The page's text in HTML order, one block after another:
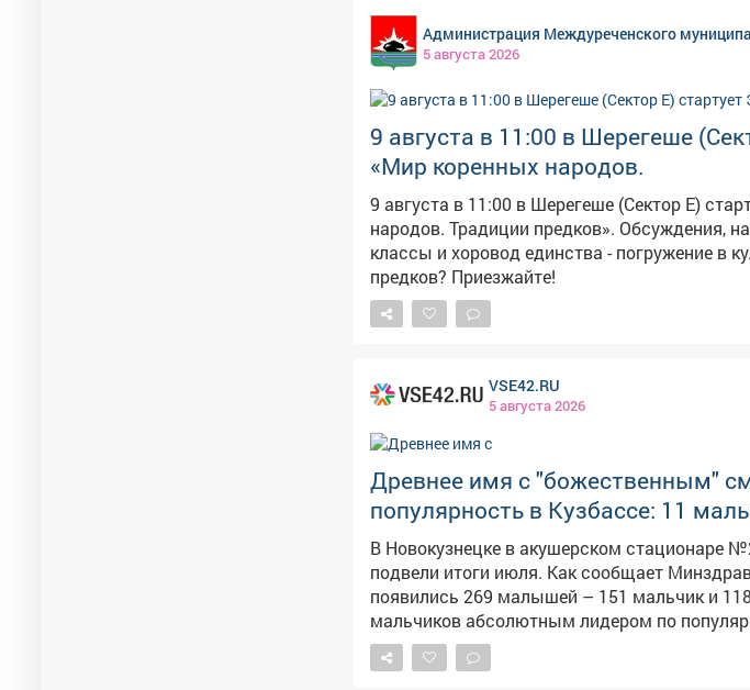
посёлке Теба в Междуреченском округе. Ранее сообщалось, что школы Кузбасса
готовятся к новым
Администрация Междуреченского
5 августа 2026
9 августа в 11:00 в Шерегеше
«Мир коренных народов.
9 августа в 11:00 в Шерегеше (Сектор Е)
народов. Традиции предков». Обсуждения, национальная кухня, игры, мастер-
классы и хоровод единства - погружение в культуру
предков? Приезжайте!
VSE42.RU
5 августа 2026
Древнее имя с "божественным"
популярность в Кузбассе: 11
В Новокузнецке в акушерском стационаре
подвели итоги июля. Как сообщает Минздрав Кузбасса, за месяц на свет
появились 269 малышей – 151 мальчик и
мальчиков абсолютным лидером по
выбрали родители 11 раз. В ведомстве отметили, что слухи о том, что имя Миша
выходит из моды, сильно преувеличены.